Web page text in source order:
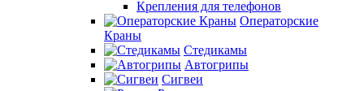
Крепления для телефонов
Операторские
Краны
Стедикамы
Автогрипы
Сигвеи